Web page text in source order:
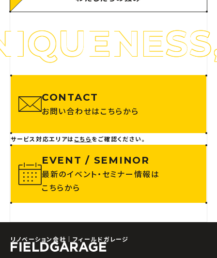
CONTACT
お問い合わせはこちらから
サービス対応エリアはこちらをご確認ください。
EVENT / SEMINOR
最新のイベント・セミナー情報は
こちらから
リノベーション会社｜フィールドガレージ